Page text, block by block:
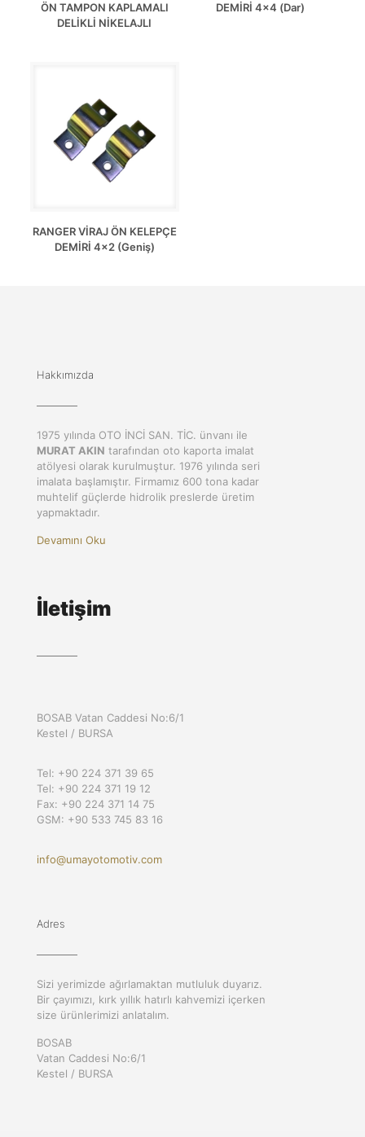
ÖN TAMPON KAPLAMALI
DELİKLİ NİKELAJLI
DEMİRİ 4×4 (Dar)
RANGER VİRAJ ÖN KELEPÇE
DEMİRİ 4×2 (Geniş)
Hakkımızda
1975 yılında OTO İNCİ SAN. TİC. ünvanı ile
MURAT AKIN tarafından oto kaporta imalat
atölyesi olarak kurulmuştur. 1976 yılında seri
imalata başlamıştır. Firmamız 600 tona kadar
muhtelif güçlerde hidrolik preslerde üretim
yapmaktadır.
Devamını Oku
İletişim
BOSAB Vatan Caddesi No:6/1
Kestel / BURSA
Tel: +90 224 371 39 65
Tel: +90 224 371 19 12
Fax: +90 224 371 14 75
GSM: +90 533 745 83 16
info@umayotomotiv.com
Adres
Sizi yerimizde ağırlamaktan mutluluk duyarız.
Bir çayımızı, kırk yıllık hatırlı kahvemizi içerken
size ürünlerimizi anlatalım.
BOSAB
Vatan Caddesi No:6/1
Kestel / BURSA